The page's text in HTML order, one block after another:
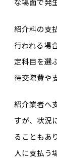
紹介料の支
行われる場
定科目を選
待交際費や
紹介業者へ
すが、状況
ることもあ
人に支払う